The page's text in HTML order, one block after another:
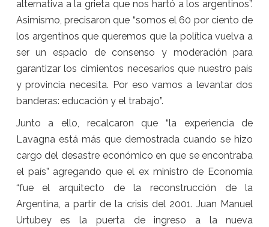
alternativa a la grieta que nos hartó a los argentinos”.
Asimismo, precisaron que “somos el 60 por ciento de
los argentinos que queremos que la política vuelva a
ser un espacio de consenso y moderación para
garantizar los cimientos necesarios que nuestro país
y provincia necesita. Por eso vamos a levantar dos
banderas: educación y el trabajo”.
Junto a ello, recalcaron que “la experiencia de
Lavagna está más que demostrada cuando se hizo
cargo del desastre económico en que se encontraba
el país” agregando que el ex ministro de Economía
“fue el arquitecto de la reconstrucción de la
Argentina, a partir de la crisis del 2001. Juan Manuel
Urtubey es la puerta de ingreso a la nueva